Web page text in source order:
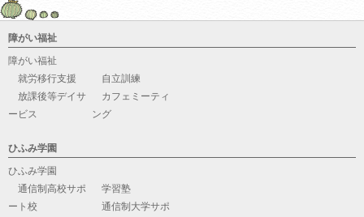
障がい福祉
障がい福祉
就労移行支援
自立訓練
放課後等デイサ
ービス
カフェミーティ
ング
ひふみ学園
ひふみ学園
通信制高校サポ
ート校
学習塾
通信制大学サポ